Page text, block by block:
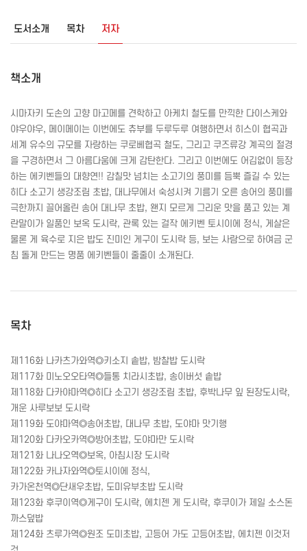
도서소개 목차 저자
책소개
시마자키 도손의 고향 마고메를 견학하고 아케치 철도를 만끽한 다이스케와
야우야우, 메이메이는 이번에도 츄부를 두루두루 여행하면서 히스이 협곡과
세계 유수의 규모를 자랑하는 쿠로베협곡 철도, 그리고 쿠즈류강 계곡의 절경
을 구경하면서 그 아름다움에 크게 감탄한다. 그리고 이번에도 어김없이 등장
하는 에키벤들의 대향연!! 감칠맛 넘치는 소고기의 풍미를 듬뿍 즐길 수 있는
히다 소고기 생강조림 초밥, 대나무에서 숙성시켜 기름기 오른 송어의 풍미를
극한까지 끌어올린 송어 대나무 초밥, 왠지 모르게 그리운 맛을 품고 있는 계
란말이가 일품인 보옥 도시락, 관록 있는 걸작 에키벤 토시이에 정식, 게살은
물론 게 육수로 지은 밥도 진미인 게구이 도시락 등, 보는 사람으로 하여금 군
침 돌게 만드는 명품 에키벤들이 줄줄이 소개된다.
목차
제116화 나카츠가와역◎키소지 솥밥, 밤찰밥 도시락
제117화 미노오오타역◎들통 치라시초밥, 송이버섯 솥밥
제118화 다카야마역◎히다 소고기 생강조림 초밥, 후박나무 잎 된장도시락,
개운 사루보보 도시락
제119화 도야마역◎송어초밥, 대나무 초밥, 도야마 맛기행
제120화 다카오카역◎방어초밥, 도야마만 도시락
제121화 나나오역◎보옥, 아침시장 도시락
제122화 카나자와역◎토시이에 정식,
카가온천역◎단새우초밥, 도미유부초밥 도시락
제123화 후쿠이역◎게구이 도시락, 에치젠 게 도시락, 후쿠이가 제일 소스돈
까스덮밥
제124화 츠루가역◎원조 도미초밥, 고등어 가도 고등어초밥, 에치젠 이것저